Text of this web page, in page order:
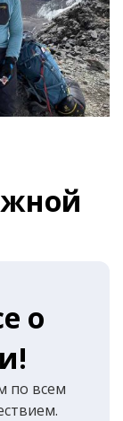
о
по всем